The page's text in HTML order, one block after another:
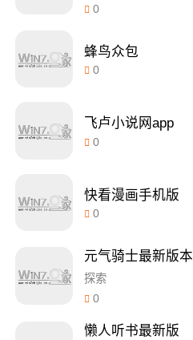
0
蜂鸟众包
0
飞卢小说网app
0
快看漫画手机版
0
元气骑士最新版本
探索
0
懒人听书最新版